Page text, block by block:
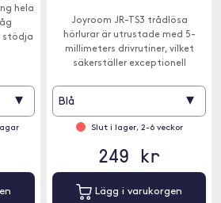
hela
stödja
▾
Joyroom JR-TS3 trådlösa
hörlurar är utrustade med 5-
millimeters drivrutiner, vilket
säkerställer exceptionell
Blå ▾
Slut i lager, 2-6 veckor
249 kr
Lägg i varukorgen